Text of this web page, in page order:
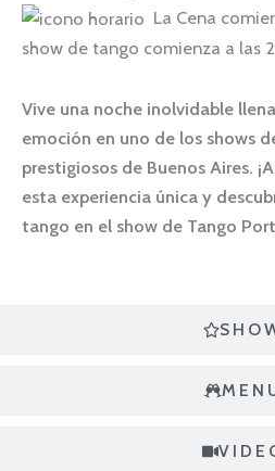
La Cena
show de tango comienza a las
Vive una noche inolvidable
emoción en uno de los shows
prestigiosos de Buenos Aires.
esta experiencia única y
tango en el show de Tango